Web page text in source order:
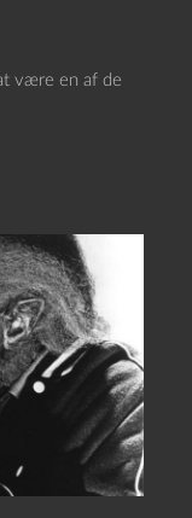
være en af de